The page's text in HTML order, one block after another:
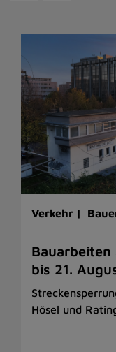
Verkehr |
Bauarbeiten
bis 21.
Hösel und